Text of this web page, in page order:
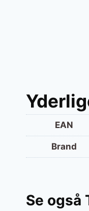
EAN
Brand
Se også